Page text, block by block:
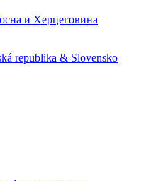
и Херцеговина
republika & Slovensko